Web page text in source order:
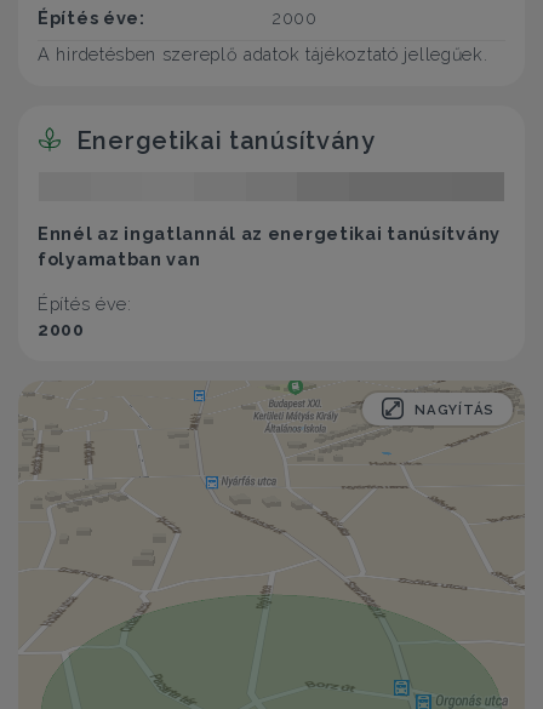
Építés éve:
2000
A hirdetésben szereplő adatok tájékoztató jellegűek.
Energetikai tanúsítvány
Ennél az ingatlannál az energetikai tanúsítvány
folyamatban van
Építés éve:
2000
NAGYÍTÁS